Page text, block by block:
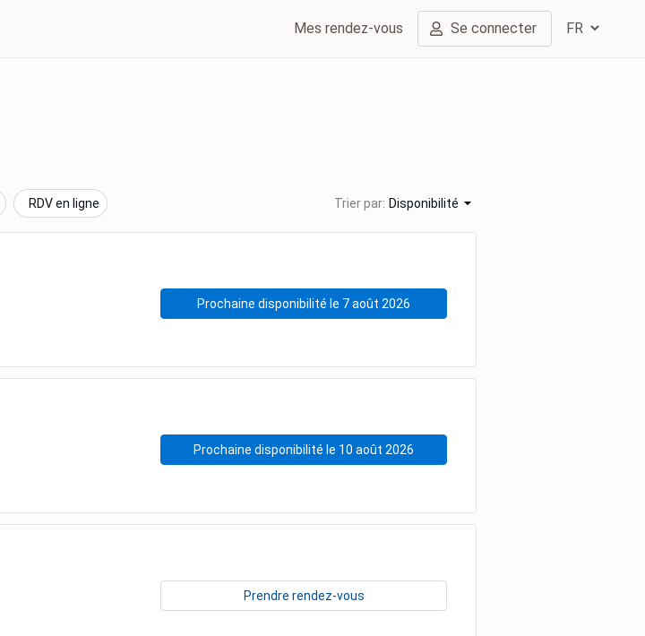
Mes rendez-vous Se connecter
RDV en ligne Trier par: Disponibilité
Prochaine disponibilité le 7 août 2026
Prochaine disponibilité le 10 août 2026
Prendre rendez-vous